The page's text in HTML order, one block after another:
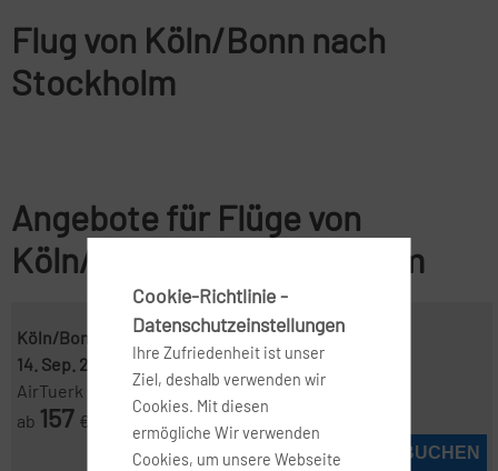
Flug von Köln/Bonn nach
Stockholm
Angebote für Flüge von
Köln/Bonn nach Stockholm
Köln/Bonn ( CGN )-Stockholm ( ARN )
14. Sep. 2026
25. Sep. 2026
AirTuerk
ab 157 €
JETZT BUCHEN
Cookie-Richtlinie -
Datenschutzeinstellungen
Ihre Zufriedenheit ist unser
Ziel, deshalb verwenden wir
Cookies. Mit diesen
ermögliche Wir verwenden
Cookies, um unsere Webseite